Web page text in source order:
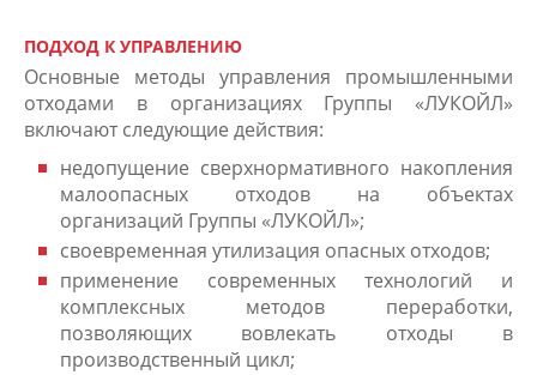
ПОДХОД К УПРАВЛЕНИЮ
Основные методы управления промышленными
отходами в организациях Группы «ЛУКОЙЛ»
включают следующие действия:
недопущение сверхнормативного накопления
малоопасных отходов на объектах
организаций Группы «ЛУКОЙЛ»;
своевременная утилизация опасных отходов;
применение современных технологий и
комплексных методов переработки,
позволяющих вовлекать отходы в
производственный цикл;